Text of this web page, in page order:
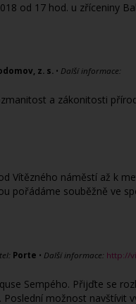
od 17 hod. u zříceniny
z. s. • Další informace:
a zákonitosti
Vítězného náměstí až k
pořádáme souběžně ve
Porte • Další informace: http://
Sempého. Přijďte se
Poslední možnost navštívit